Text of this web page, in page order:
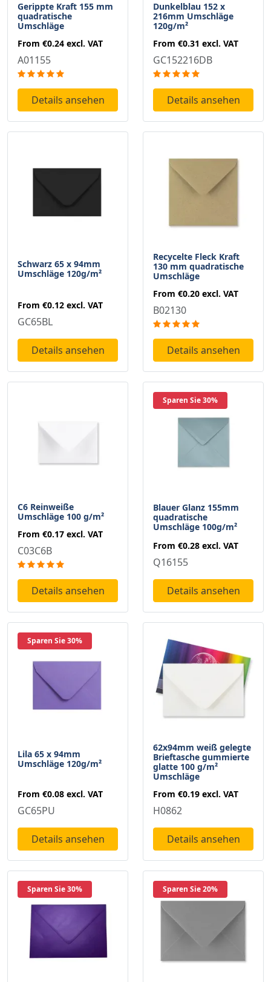
Gerippte Kraft 155 mm
quadratische
Umschläge
From €0.24 excl. VAT
A01155
Details ansehen
Dunkelblau 152 x
216mm Umschläge
120g/m²
From €0.31 excl. VAT
GC152216DB
Details ansehen
Schwarz 65 x 94mm
Umschläge 120g/m²
From €0.12 excl. VAT
GC65BL
Details ansehen
Recycelte Fleck Kraft
130 mm quadratische
Umschläge
From €0.20 excl. VAT
B02130
Details ansehen
C6 Reinweiße
Umschläge 100 g/m²
From €0.17 excl. VAT
C03C6B
Details ansehen
Sparen Sie 30%
Blauer Glanz 155mm
quadratische
Umschläge 100g/m²
From €0.28 excl. VAT
Q16155
Details ansehen
Sparen Sie 30%
Lila 65 x 94mm
Umschläge 120g/m²
From €0.08 excl. VAT
GC65PU
Details ansehen
62x94mm weiß gelegte
Brieftasche gummierte
glatte 100 g/m²
Umschläge
From €0.19 excl. VAT
H0862
Details ansehen
Sparen Sie 30% Sparen Sie 20%